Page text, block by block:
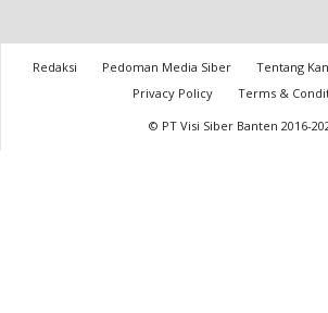
Redaksi Pedoman Media Siber Tentang
Privacy Policy
Terms &
© PT Visi Siber Banten 2016-